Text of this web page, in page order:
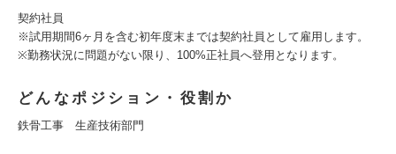
契約社員
※試用期間6ヶ月を含む初年度末までは契約社員として雇用します。
※勤務状況に問題がない限り、100%正社員へ登用となります。
どんなポジション・役割か
鉄骨工事 生産技術部門